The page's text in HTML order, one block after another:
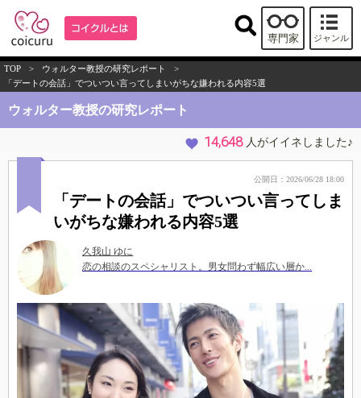
ジャンル
専門家
TOP > ウォルター教授の研究レポート
>
「デートの会話」でついつい言ってしまいがちな嫌われる内容5選
ウォルター教授の研究レポート
14,648 人がイイネしました♪
公開日：2026/06/28 18:00
「デートの会話」でついつい言ってしま
いがちな嫌われる内容5選
久我山 ゆに
恋の相談のスペシャリスト。男女問わず幅広い層か...